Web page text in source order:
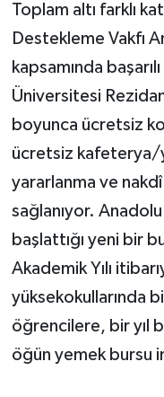
Toplam altı farklı
Destekleme Vakfı
kapsamında
Üniversitesi
boyunca ücretsiz
ücretsiz kafeterya/
yararlanma ve
sağlanıyor. Anadolu
başlattığı yeni bir
Akademik Yılı
yüksekokullarında
öğrencilere, bir yıl
öğün yemek bursu